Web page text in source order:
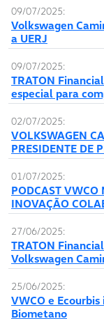
09/07/2025:
Volkswagen
a UERJ
09/07/2025:
TRATON
especial para
02/07/2025:
VOLKSWAGEN
PRESIDENTE DE
01/07/2025:
PODCAST VWCO
INOVAÇÃO
27/06/2025:
TRATON
Volkswagen
25/06/2025:
VWCO e
Biometano